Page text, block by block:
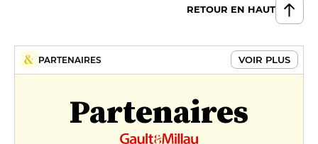
RETOUR EN HAUT
PARTENAIRES VOIR PLUS
Partenaires